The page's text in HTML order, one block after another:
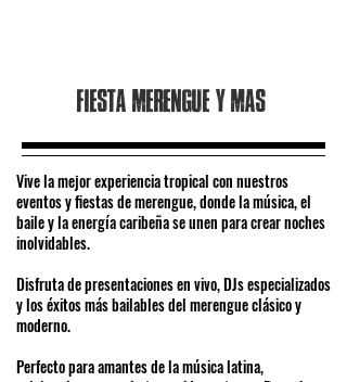
Fiesta merengue y mas
Vive la mejor experiencia tropical con nuestros
eventos y fiestas de merengue, donde la música, el
baile y la energía caribeña se unen para crear noches
inolvidables.
Disfruta de presentaciones en vivo, DJs especializados
y los éxitos más bailables del merengue clásico y
moderno.
Perfecto para amantes de la música latina,